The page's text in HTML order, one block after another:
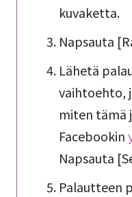
kuvaketta.
Napsauta
Lähetä
vaihtoehto,
miten tämä
Facebookin
Napsauta
Palautteen